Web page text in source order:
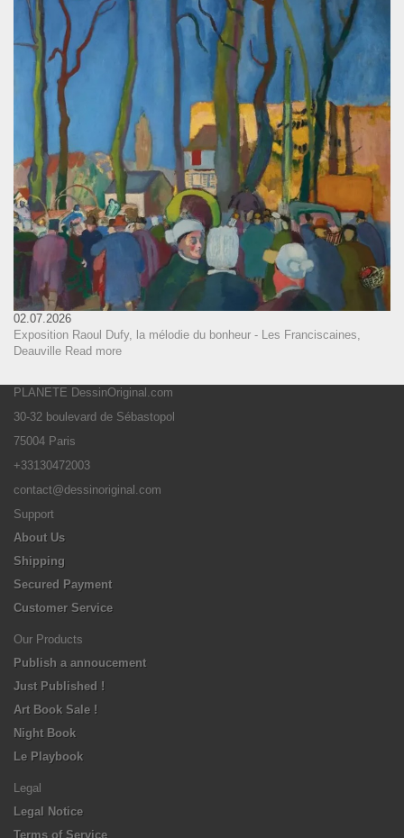
02.07.2026
Exposition Raoul Dufy, la mélodie du bonheur - Les Franciscaines,
Deauville Read more
PLANETE DessinOriginal.com
30-32 boulevard de Sébastopol
75004 Paris
+33130472003
contact@dessinoriginal.com
Support
About Us
Shipping
Secured Payment
Customer Service
Our Products
Publish a annoucement
Just Published !
Art Book Sale !
Night Book
Le Playbook
Legal
Legal Notice
Terms of Service